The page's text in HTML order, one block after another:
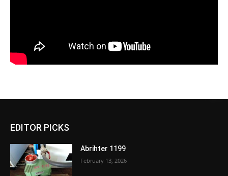
EDITOR PICKS
Abrihter 1199
February 13, 2026